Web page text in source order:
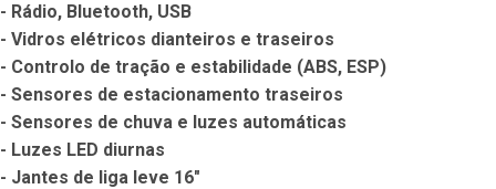
- Rádio, Bluetooth, USB
- Vidros elétricos dianteiros e traseiros
- Controlo de tração e estabilidade (ABS, ESP)
- Sensores de estacionamento traseiros
- Sensores de chuva e luzes automáticas
- Luzes LED diurnas
- Jantes de liga leve 16"